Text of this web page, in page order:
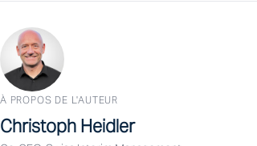
À PROPOS DE L'AUTEUR
Christoph Heidler